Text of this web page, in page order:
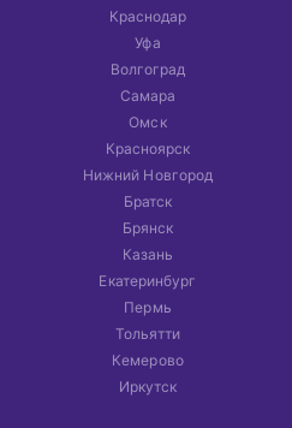
Краснодар
Уфа
Волгоград
Самара
Омск
Красноярск
Нижний Новгород
Братск
Брянск
Казань
Екатеринбург
Пермь
Тольятти
Кемерово
Иркутск